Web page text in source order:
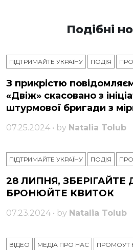
Подібні
ПІДТРИМАЙТЕ УКРАЇНУ ПОДІЯ
З прикрістю
«Двіж» скасовано з
штурмової бригади з
07.25.2024 • by Natalia Tolub
ПІДТРИМАЙТЕ УКРАЇНУ ПОДІЯ
28 ЛИПНЯ, ЗБЕРІГАЙТЕ
БРОНЮЙТЕ КВИТОК
07.23.2024 • by Natalia Tolub
ВІДЕО МЕДІА ПРО НАС ПРОМОУТ